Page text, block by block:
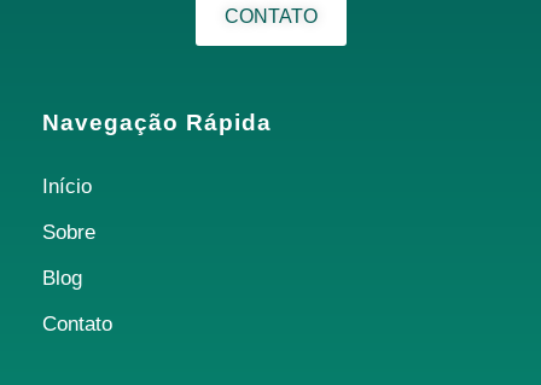
CONTATO
Navegação Rápida
Início
Sobre
Blog
Contato